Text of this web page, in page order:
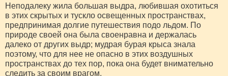
Неподалеку жила большая выдра, любившая охотиться
в этих скрытых и тускло освещенных пространствах,
предпринимая долгие путешествия подо льдом. По
природе своей она была своенравна и держалась
далеко от других выдр; мудрая бурая крыса знала
поэтому, что для нее не опасно в этих воздушных
пространствах до тех пор, пока она будет внимательно
следить за своим врагом.